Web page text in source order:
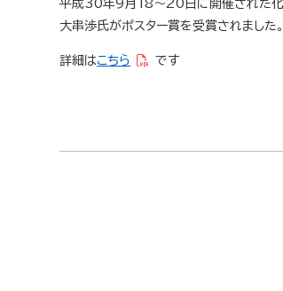
平成30年9月18～20日に開催された化
大串渉氏がポスター賞を受賞されました。
詳細はこちら です